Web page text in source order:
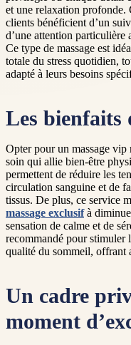
et une relaxation profonde.
clients bénéficient d’un
d’une attention particulière
Ce type de massage est
totale du stress quotidien,
adapté à leurs besoins
Les bienfaits
Opter pour un massage vip
soin qui allie bien-être
permettent de réduire les
circulation sanguine et de
tissus. De plus, ce service
massage exclusifà
sensation de calme et de
recommandé pour stimuler
qualité du sommeil, offrant
Un cadre
moment